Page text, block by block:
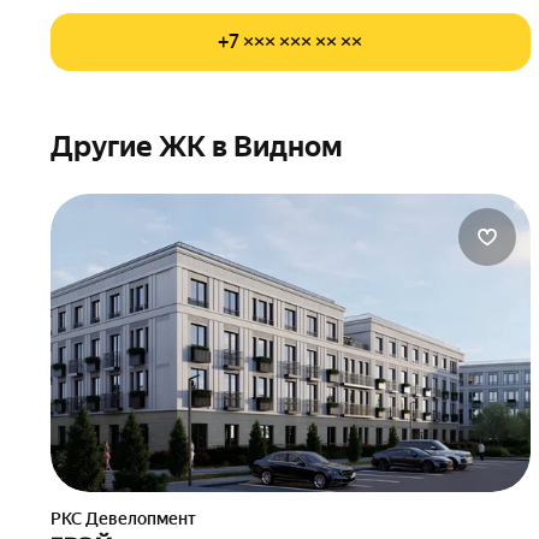
+7 ××× ××× ×× ××
Другие ЖК в Видном
РКС Девелопмент